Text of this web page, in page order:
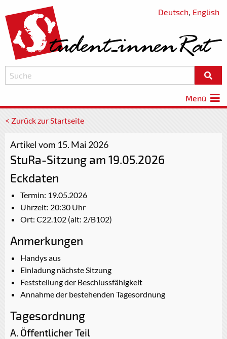
Deutsch, English
Menü
< Zurück zur Startseite
Artikel vom 15. Mai 2026
StuRa-Sitzung am 19.05.2026
Eckdaten
Termin: 19.05.2026
Uhrzeit: 20:30 Uhr
Ort: C22.102 (alt: 2/B102)
Anmerkungen
Handys aus
Einladung nächste Sitzung
Feststellung der Beschlussfähigkeit
Annahme der bestehenden Tagesordnung
Tagesordnung
A. Öffentlicher Teil